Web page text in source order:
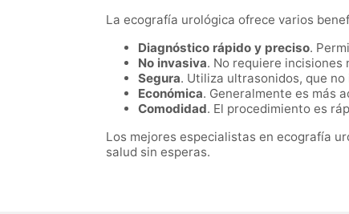
La ecografía urológica ofrece varios
Diagnóstico rápido y preciso.
No invasiva. No requiere
Segura. Utiliza ultrasonidos, que
Económica. Generalmente es más
Comodidad. El procedimiento es
Los mejores especialistas en ecografía
salud sin esperas.